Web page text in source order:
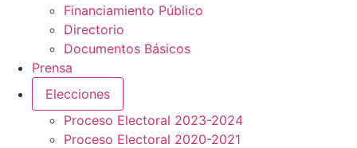
Financiamiento Público
Directorio
Documentos Básicos
Prensa
Elecciones
Proceso Electoral 2023-2024
Proceso Electoral 2020-2021